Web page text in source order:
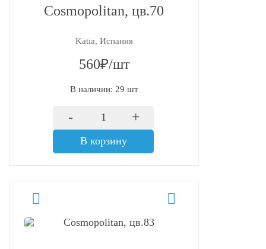
Cosmopolitan, цв.70
Katia, Испания
560₽/шт
В наличии: 29 шт
- +
В корзину